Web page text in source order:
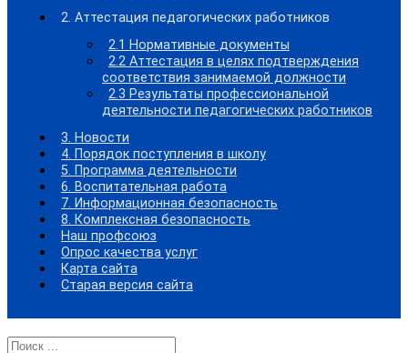
2. Аттестация педагогических работников
2.1 Нормативные документы
2.2 Аттестация в целях подтверждения
соответствия занимаемой должности
2.3 Результаты профессиональной
деятельности педагогических работников
3. Новости
4. Порядок поступления в школу
5. Программа деятельности
6. Воспитательная работа
7. Информационная безопасность
8. Комплексная безопасность
Наш профсоюз
Опрос качества услуг
Карта сайта
Старая версия сайта
Найти: